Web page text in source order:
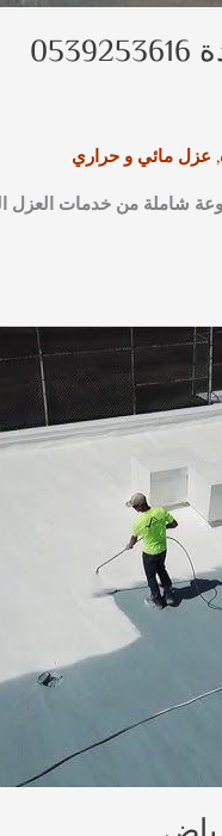
, عزل مائي و حراري
شاملة من خدمات العزل